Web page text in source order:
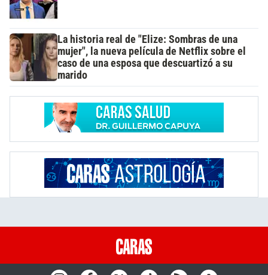
La historia real de "Elize: Sombras de una
mujer", la nueva película de Netflix sobre el
caso de una esposa que descuartizó a su
marido